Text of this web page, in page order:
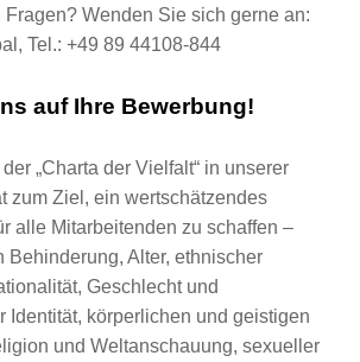
Wenden Sie sich gerne an:
Tel.: +49 89 44108-844
auf Ihre Bewerbung!
„Charta der Vielfalt“ in unserer
zum Ziel, ein wertschätzendes
alle Mitarbeitenden zu schaffen –
Behinderung, Alter, ethnischer
Geschlecht und
Identität, körperlichen und geistigen
und Weltanschauung, sexueller